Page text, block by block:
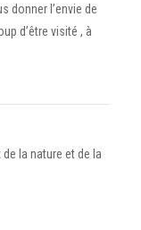
donner l’envie de
d’être visité , à
la nature et de la